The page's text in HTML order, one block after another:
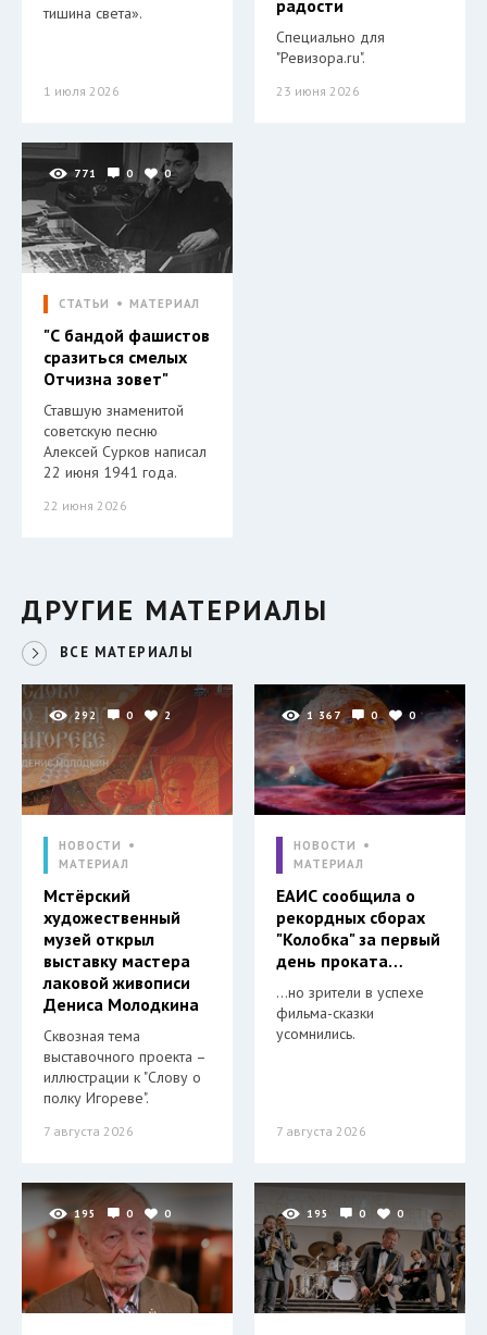
тишина света».
1 июля 2026
радости
Специально для
"Ревизора.ru".
23 июня 2026
771 0 0
СТАТЬИ МАТЕРИАЛ
"С бандой фашистов
сразиться смелых
Отчизна зовет"
Ставшую знаменитой
советскую песню
Алексей Сурков написал
22 июня 1941 года.
22 июня 2026
ДРУГИЕ МАТЕРИАЛЫ
ВСЕ МАТЕРИАЛЫ
292 0 2
НОВОСТИ
МАТЕРИАЛ
Мстёрский
художественный
музей открыл
выставку мастера
лаковой живописи
Дениса Молодкина
Сквозная тема
выставочного проекта –
иллюстрации к "Слову о
полку Игореве".
7 августа 2026
1 367 0 0
НОВОСТИ
МАТЕРИАЛ
ЕАИС сообщила о
рекордных сборах
"Колобка" за первый
день проката…
…но зрители в успехе
фильма-сказки
усомнились.
7 августа 2026
195 0 0 195 0 0